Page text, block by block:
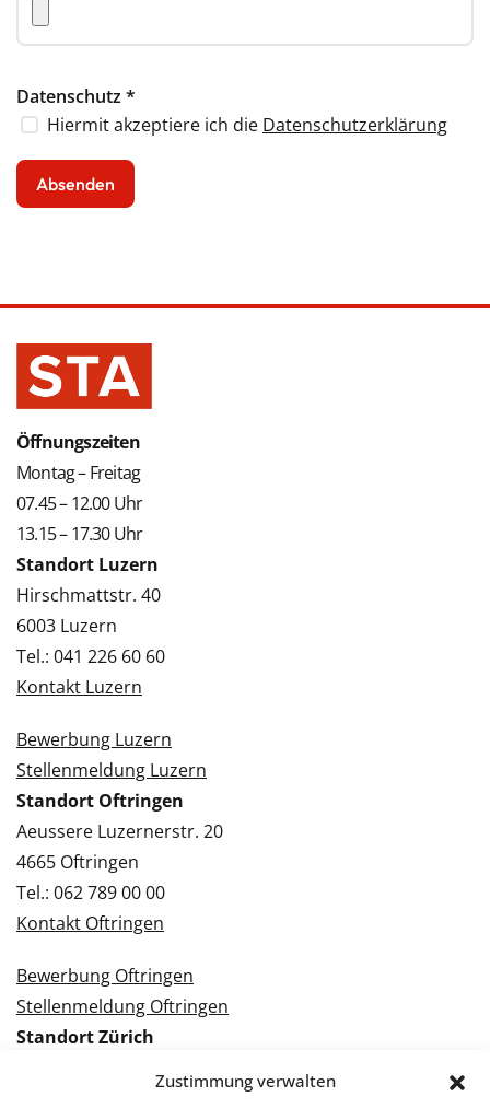
Zustimmung verwalten
Datenschutz*
Hiermit akzeptiere ich die Datenschutzerklärung
Öffnungszeiten
Montag – Freitag
07.45 – 12.00 Uhr
13.15 – 17.30 Uhr
Standort Luzern
Hirschmattstr. 40
6003 Luzern
Tel.: 041 226 60 60
Kontakt Luzern
Bewerbung Luzern
Stellenmeldung Luzern
Standort Oftringen
Aeussere Luzernerstr. 20
4665 Oftringen
Tel.: 062 789 00 00
Kontakt Oftringen
Bewerbung Oftringen
Stellenmeldung Oftringen
Standort Zürich